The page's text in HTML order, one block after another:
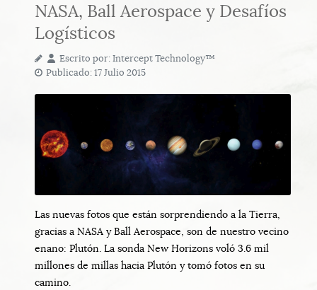
NASA, Ball Aerospace y Desafíos
Logísticos
Escrito por:Intercept Technology™
Publicado: 17 Julio 2015
Las nuevas fotos que están sorprendiendo a la Tierra,
gracias a NASA y Ball Aerospace, son de nuestro vecino
enano: Plutón. La sonda New Horizons voló 3.6 mil
millones de millas hacia Plutón y tomó fotos en su
camino.